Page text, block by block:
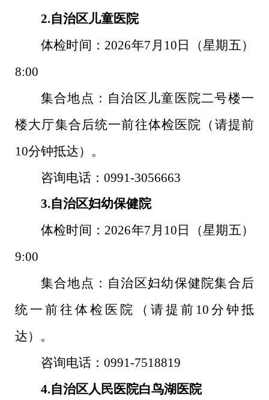
2.自治区儿童医院
体检时间： 2026年7 月 10 日（星期五）
8:00
集合地点：自治区儿童医院二号楼一
楼大厅集合后统一前往体检医院（请提前
10分钟抵达）。
咨询电话： 0991-3056663
3.自治区妇幼保健院
体检时间： 2026年7 月 10 日（星期五）
9:00
集合地点：自治区妇幼保健院集合后
统一前往体检医院（请提前 10 分钟抵
达）。
咨询电话： 0991-7518819
4.自治区人民医院白鸟湖医院